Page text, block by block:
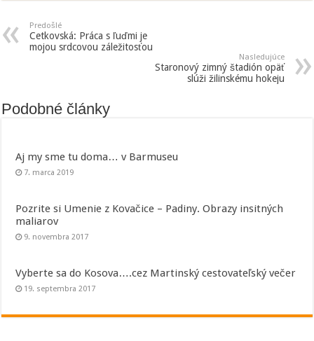
Predošlé
Cetkovská: Práca s ľuďmi je
mojou srdcovou záležitosťou
Nasledujúce
Staronový zimný štadión opäť
slúži žilinskému hokeju
Podobné články
Aj my sme tu doma… v Barmuseu
7. marca 2019
Pozrite si Umenie z Kovačice – Padiny. Obrazy insitných
maliarov
9. novembra 2017
Vyberte sa do Kosova….cez Martinský cestovateľský večer
19. septembra 2017